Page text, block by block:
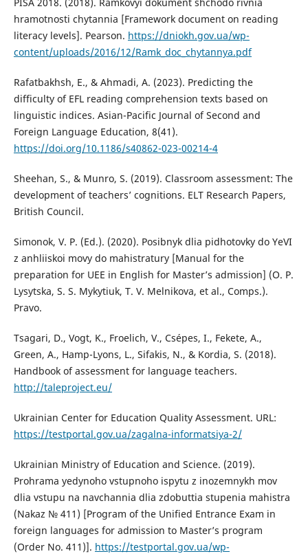
hramotnosti chytannia [Framework document on reading
literacy levels]. Pearson. https://dniokh.gov.ua/wp-
content/uploads/2016/12/Ramk_doc_chytannya.pdf
Rafatbakhsh, E., & Ahmadi, A. (2023). Predicting the
difficulty of EFL reading comprehension texts based on
linguistic indices. Asian-Pacific Journal of Second and
Foreign Language Education, 8(41).
https://doi.org/10.1186/s40862-023-00214-4
Sheehan, S., & Munro, S. (2019). Classroom assessment: The
development of teachers’ cognitions. ELT Research Papers,
British Council.
Simonok, V. P. (Ed.). (2020). Posibnyk dlia pidhotovky do YeVI
z anhliiskoi movy do mahistratury [Manual for the
preparation for UEE in English for Master’s admission] (O. P.
Lysytska, S. S. Mykytiuk, T. V. Melnikova, et al., Comps.).
Pravo.
Tsagari, D., Vogt, K., Froelich, V., Csépes, I., Fekete, A.,
Green, A., Hamp-Lyons, L., Sifakis, N., & Kordia, S. (2018).
Handbook of assessment for language teachers.
http://taleproject.eu/
Ukrainian Center for Education Quality Assessment. URL:
https://testportal.gov.ua/zagalna-informatsiya-2/
Ukrainian Ministry of Education and Science. (2019).
Prohrama yedynoho vstupnoho ispytu z inozemnykh mov
dlia vstupu na navchannia dlia zdobuttia stupenia mahistra
(Nakaz № 411) [Program of the Unified Entrance Exam in
foreign languages for admission to Master’s program
(Order No. 411)]. https://testportal.gov.ua/wp-